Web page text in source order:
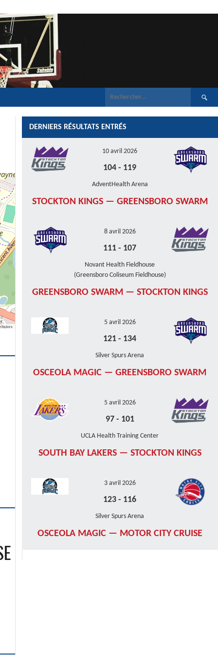
DERNIERS RÉSULTATS ENTRÉS
10 avril 2026
104 - 119
AdventHealth Arena
STOCKTON KINGS — GREENSBORO SWARM
8 avril 2026
111 - 107
Novant Health Fieldhouse
(Greensboro Coliseum Fieldhouse)
GREENSBORO SWARM — STOCKTON KINGS
5 avril 2026
121 - 134
Silver Spurs Arena
OSCEOLA MAGIC — GREENSBORO SWARM
5 avril 2026
97- 101
UCLA Health Training Center
SOUTH BAY LAKERS — STOCKTON KINGS
3 avril 2026
123 - 116
Silver Spurs Arena
OSCEOLA MAGIC — MOTOR CITY CRUISE